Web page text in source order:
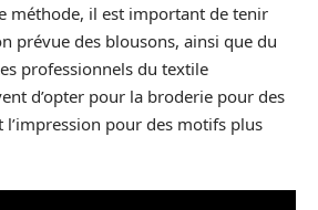
méthode, il est important de tenir
prévue des blousons, ainsi que du
professionnels du textile
d’opter pour la broderie pour des
l’impression pour des motifs plus